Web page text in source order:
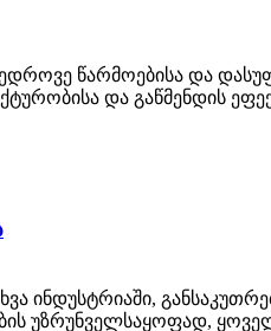
წარმოებისა და
და გაწმენდის
ინდუსტრიაში,
უზრუნველსაყოფად,